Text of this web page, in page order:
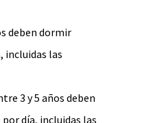
deben dormir
incluidas las
3 y 5 años deben
día, incluidas las